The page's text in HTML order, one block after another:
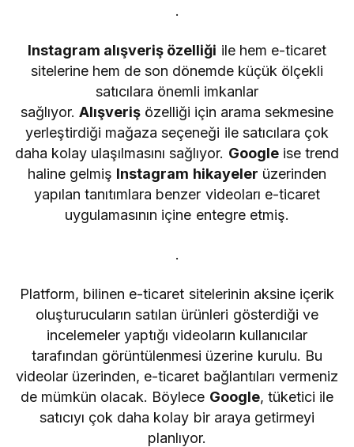
.
Instagram alışveriş özelliği ile hem e-ticaret
sitelerine hem de son dönemde küçük ölçekli
satıcılara önemli imkanlar
sağlıyor. Alışverişözelliği için arama sekmesine
yerleştirdiği mağaza seçeneği ile satıcılara çok
daha kolay ulaşılmasını sağlıyor. Googleise trend
haline gelmiş Instagram hikayeler üzerinden
yapılan tanıtımlara benzer videoları e-ticaret
uygulamasının içine entegre etmiş.
.
Platform, bilinen e-ticaret sitelerinin aksine içerik
oluşturucuların satılan ürünleri gösterdiği ve
incelemeler yaptığı videoların kullanıcılar
tarafından görüntülenmesi üzerine kurulu. Bu
videolar üzerinden, e-ticaret bağlantıları vermeniz
de mümkün olacak. Böylece Google, tüketici ile
satıcıyı çok daha kolay bir araya getirmeyi
planlıyor.